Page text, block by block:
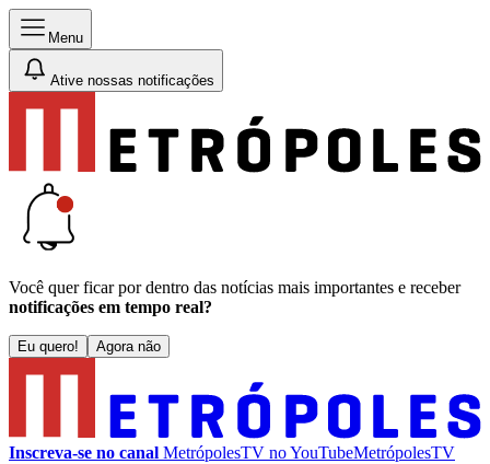
Menu
Ative nossas notificações
Você quer ficar por dentro das notícias mais importantes e receber
notificações em tempo real?
Eu quero! Agora não
Inscreva-se no canal MetrópolesTV noYouTubeMetrópolesTV